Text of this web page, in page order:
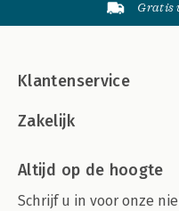
Gratis
Klantenservice
Zakelijk
Altijd op de hoogte
Schrijf u in voor onze